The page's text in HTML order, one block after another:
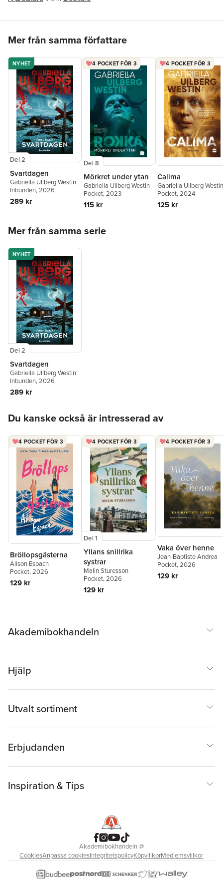
Mer från samma författare
NYHET
Del 2
Svartdagen
Gabriella Ullberg Westin
Inbunden, 2026
289 kr
4 POCKET FÖR 3
Del 8
Mörkret under ytan
Gabriella Ullberg Westin
Pocket, 2023
115 kr
4 POCKET FÖR 3
Calima
Gabriella Ullberg Westin
Pocket, 2024
125 kr
Mer från samma serie
NYHET
Del 2
Svartdagen
Gabriella Ullberg Westin
Inbunden, 2026
289 kr
Du kanske också är intresserad av
4 POCKET FÖR 3
Bröllopsgästerna
Alison Espach
Pocket, 2026
129 kr
4 POCKET FÖR 3
Del 1
Yllans snillrika
systrar
Malin Sturesson
Pocket, 2026
129 kr
4 POCKET FÖR 3
Vaka över henne
Jean-Baptiste Andrea
Pocket, 2026
129 kr
Akademibokhandeln
Hjälp
Utvalt sortiment
Erbjudanden
Inspiration & Tips
Akademibokhandeln@
CookiesAnpassa cookiesIntegritetspolicyKöpvillkorMedlemsvillkor